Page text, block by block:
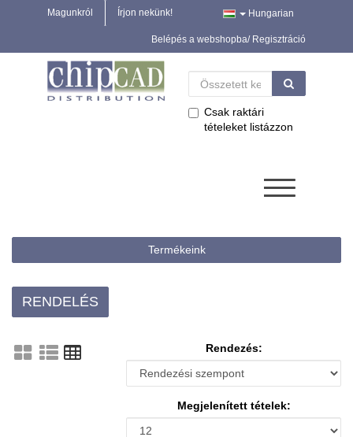
Magunkról Írjon nekünk! Hungarian
Belépés a webshopba/ Regisztráció
Csak raktári
tételeket listázzon
Termékeink
RENDELÉS
Rendezés:
Megjelenített tételek: